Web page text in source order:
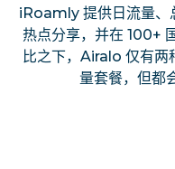
iRoamly 提供日流量、
热点分享，并在 100+
比之下，Airalo 仅有
量套餐，但都